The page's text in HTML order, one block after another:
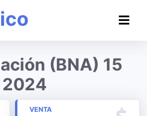
(BNA) 15
2024
VENTA